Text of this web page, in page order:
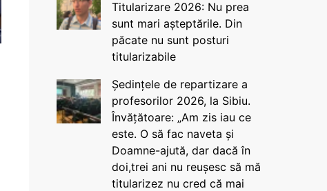
Titularizare 2026: Nu prea
sunt mari așteptările. Din
păcate nu sunt posturi
titularizabile
Ședințele de repartizare a
profesorilor 2026, la Sibiu.
Învățătoare: „Am zis iau ce
este. O să fac naveta și
Doamne-ajută, dar dacă în
doi,trei ani nu reușesc să mă
titularizez nu cred că mai